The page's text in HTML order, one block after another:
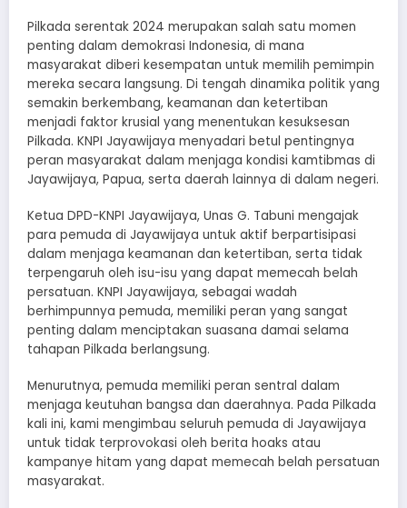
Pilkada serentak 2024 merupakan salah satu momen
penting dalam demokrasi Indonesia, di mana
masyarakat diberi kesempatan untuk memilih pemimpin
mereka secara langsung. Di tengah dinamika politik yang
semakin berkembang, keamanan dan ketertiban
menjadi faktor krusial yang menentukan kesuksesan
Pilkada. KNPI Jayawijaya menyadari betul pentingnya
peran masyarakat dalam menjaga kondisi kamtibmas di
Jayawijaya, Papua, serta daerah lainnya di dalam negeri.
Ketua DPD-KNPI Jayawijaya, Unas G. Tabuni mengajak
para pemuda di Jayawijaya untuk aktif berpartisipasi
dalam menjaga keamanan dan ketertiban, serta tidak
terpengaruh oleh isu-isu yang dapat memecah belah
persatuan. KNPI Jayawijaya, sebagai wadah
berhimpunnya pemuda, memiliki peran yang sangat
penting dalam menciptakan suasana damai selama
tahapan Pilkada berlangsung.
Menurutnya, pemuda memiliki peran sentral dalam
menjaga keutuhan bangsa dan daerahnya. Pada Pilkada
kali ini, kami mengimbau seluruh pemuda di Jayawijaya
untuk tidak terprovokasi oleh berita hoaks atau
kampanye hitam yang dapat memecah belah persatuan
masyarakat.